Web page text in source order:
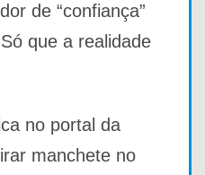
de “confiança”
que a realidade
no portal da
manchete no